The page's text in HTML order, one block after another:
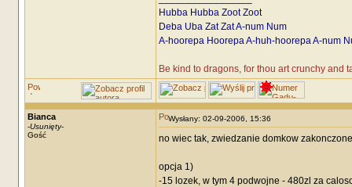
Hubba Hubba Zoot Zoot
Deba Uba Zat Zat A-num Num
A-hoorepa Hoorepa A-huh-hoorepa A-num
Be kind to dragons, for thou art crunchy and
Bianca
-Usunięty-
Gość
Wysłany: 02-09-2006, 15:36
no wiec tak, zwiedzanie domkow
opcja 1)
-15 lozek, w tym 4 podwojne - 480zl za